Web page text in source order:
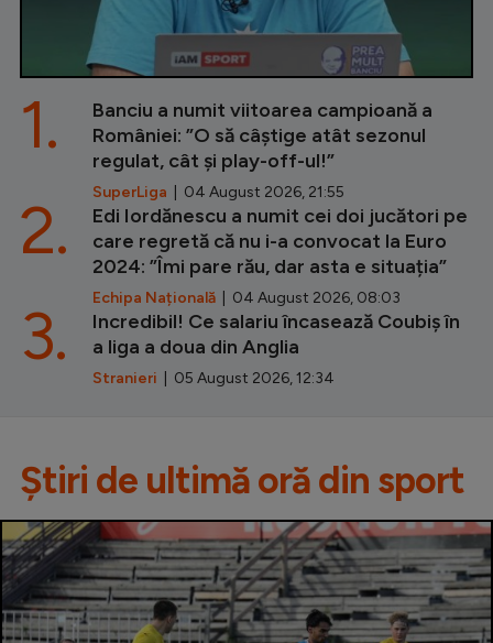
Banciu a numit viitoarea campioană a
României: ”O să câștige atât sezonul
regulat, cât și play-off-ul!”
SuperLiga | 04 August 2026, 21:55
1.
Edi Iordănescu a numit cei doi jucători pe
care regretă că nu i-a convocat la Euro
2024: ”Îmi pare rău, dar asta e situația”
Echipa Națională | 04 August 2026, 08:03
2.
Incredibil! Ce salariu încasează Coubiș în
a liga a doua din Anglia
Stranieri | 05 August 2026, 12:34
3.
Știri de ultimă oră din sport